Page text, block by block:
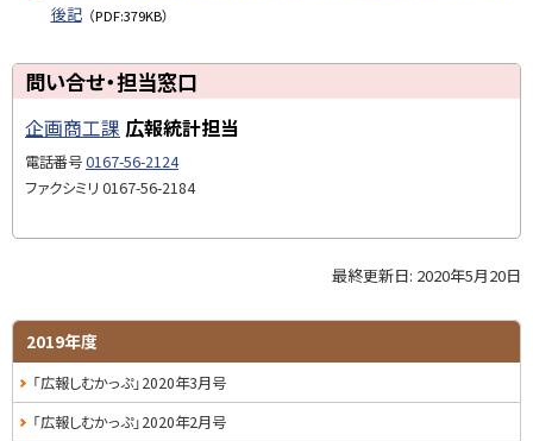
後記 （PDF:379KB）
ッ
プ
に
戻
問い合せ・担当窓口
企画商工課 広報統計担当
電話番号0167-56-2124
ファクシミリ 0167-56-2184
プ
に
戻
最終更新日: 2020年5月20日
サ
イ
ド
2019年度
「広報しむかっぷ」2020年3月号
「広報しむかっぷ」2020年2月号